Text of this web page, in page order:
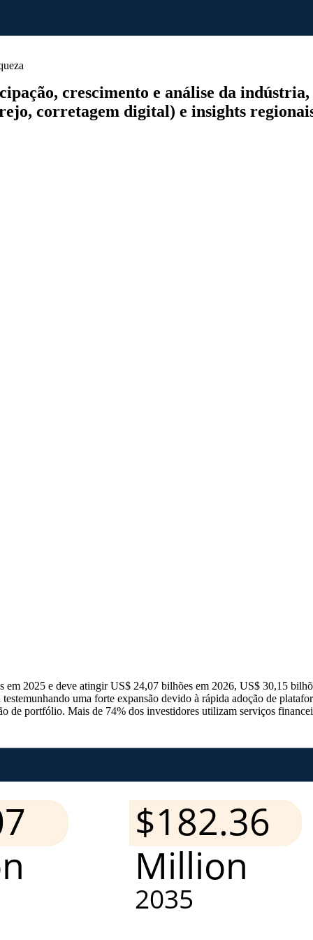
crescimento e análise da
corretagem digital) e insights
2025 e deve atingir US$ 24,07 bilhões em 2026, US$ 30,15
uma forte expansão devido à rápida adoção de
de portfólio. Mais de 74% dos investidores utilizam serviços